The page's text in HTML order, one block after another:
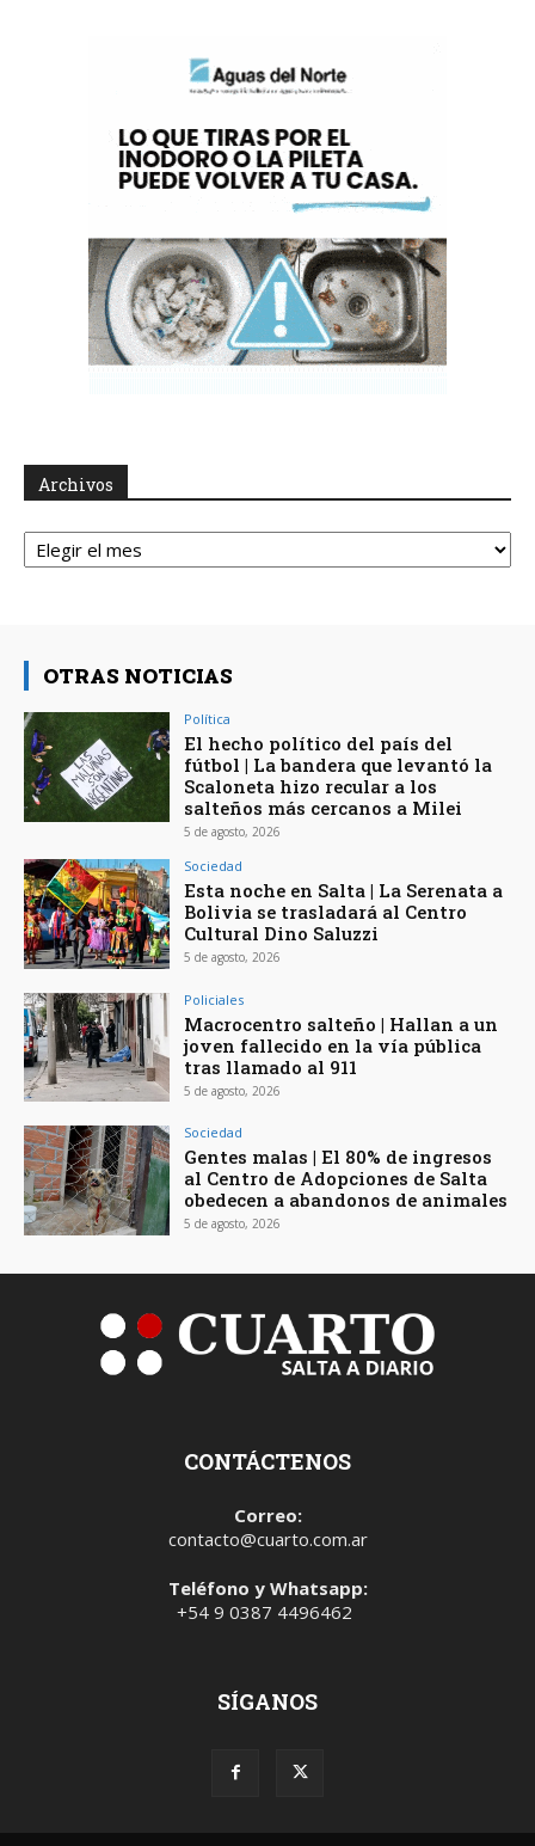
Archivos
Archivos
OTRAS NOTICIAS
Política
El hecho político del país del
fútbol | La bandera que levantó la
Scaloneta hizo recular a los
salteños más cercanos a Milei
5 de agosto, 2026
Sociedad
Esta noche en Salta | La Serenata a
Bolivia se trasladará al Centro
Cultural Dino Saluzzi
5 de agosto, 2026
Policiales
Macrocentro salteño | Hallan a un
joven fallecido en la vía pública
tras llamado al 911
5 de agosto, 2026
Sociedad
Gentes malas | El 80% de ingresos
al Centro de Adopciones de Salta
obedecen a abandonos de animales
5 de agosto, 2026
CONTÁCTENOS
Correo:
contacto@cuarto.com.ar
Teléfono y Whatsapp:
+54 9 0387 4496462
SÍGANOS